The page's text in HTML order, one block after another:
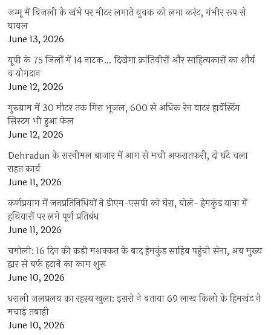
जम्मू में बिजली के खंभे पर मीटर लगाते युवक को लगा करंट, गंभीर रूप से
घायल
June 13, 2026
यूपी के 75 जिलों में 14 नाटक… दिखेगा क्रांतिवीरों और साहित्यकारों का शौर्य
व योगदान
June 12, 2026
गुरुग्राम में 30 मीटर तक गिरा भूजल, 600 से अधिक रेन वाटर हार्वेस्टिंग
सिस्टम भी हुआ फेल
June 12, 2026
Dehradun के सरनीमल बाजार में आग से मची अफरातफरी, दो घंटे चला
राहत कार्य
June 11, 2026
कर्णप्रयाग में जनप्रतिनिधियों ने डीएम-एसपी को घेरा, बोले- हेमकुंड यात्रा में
हथियारों पर लगे पूर्ण प्रतिबंध
June 11, 2026
चमोली: 16 दिन की कड़ी मशक्कत के बाद हेमकुंड साहिब पहुंची सेना, अब मुख्य
द्वार से बर्फ हटाने का काम शुरू
June 10, 2026
धराली जलप्रलय का रहस्य खुला: इसरो ने बताया 69 लाख किलो के हिमखंड ने
मचाई तबाही
June 10, 2026